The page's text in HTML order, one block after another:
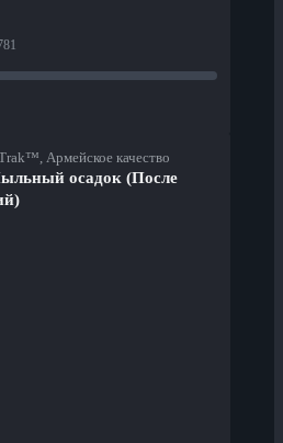
Армейское качество
осадок (После